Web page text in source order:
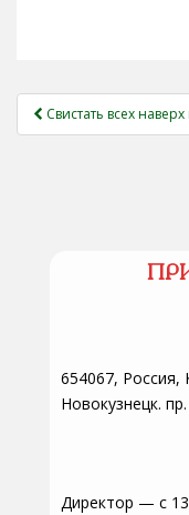
Свистать всех
654067, Россия,
Новокузнецк.
Директор — с